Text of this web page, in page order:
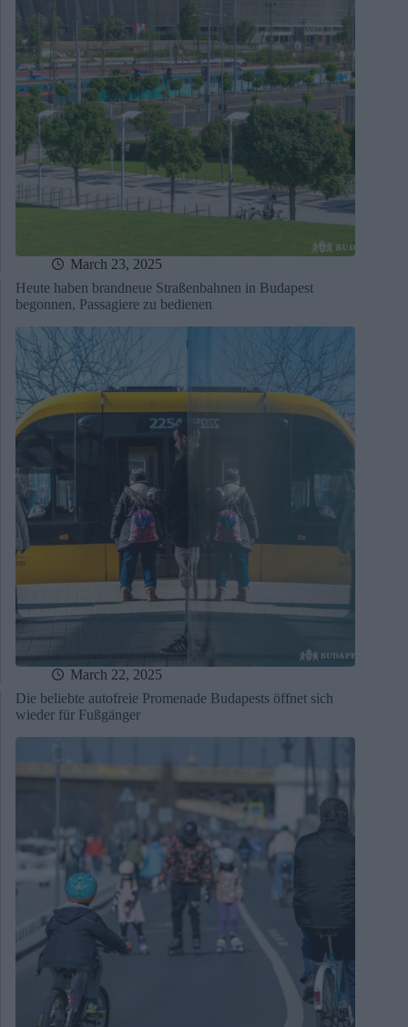
March 23, 2025
Heute haben brandneue Straßenbahnen in Budapest
begonnen, Passagiere zu bedienen
March 22, 2025
Die beliebte autofreie Promenade Budapests öffnet sich
wieder für Fußgänger